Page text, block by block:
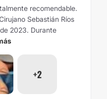
recomendable.
Sebastián Ríos
2023. Durante
+2